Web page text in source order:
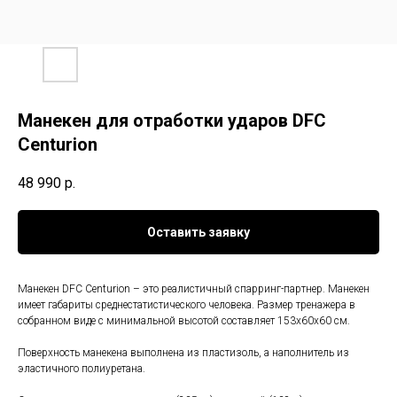
Манекен для отработки ударов DFC
Centurion
48 990 р.
Оставить заявку
Манекен DFC Centurion – это реалистичный спарринг-партнер. Манекен
имеет габариты среднестатистического человека. Размер тренажера в
собранном виде с минимальной высотой составляет 153х60х60 см.
Поверхность манекена выполнена из пластизоль, а наполнитель из
эластичного полиуретана.